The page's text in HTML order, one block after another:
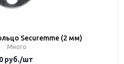
Securemme (2 мм)
Много
руб./шт